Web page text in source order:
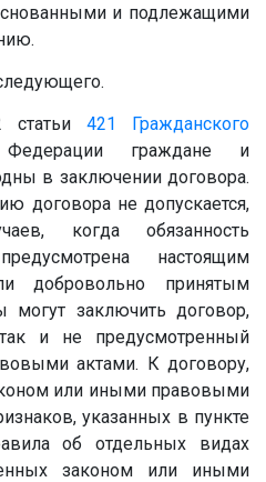
и подлежащими
статьи 421
Гражданского
граждане и
в заключении договора.
договора не допускается,
когда обязанность
настоящим
добровольно принятым
могут заключить договор,
и не предусмотренный
актами. К договору,
или иными правовыми
указанных в пункте
об отдельных видах
законом или иными